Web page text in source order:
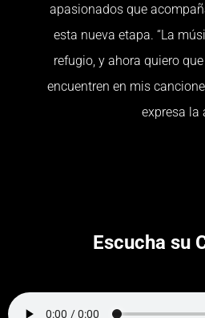
apasionados que
esta nueva etapa. “La
refugio, y ahora quiero
encuentren en mis
expresa la
Escucha su